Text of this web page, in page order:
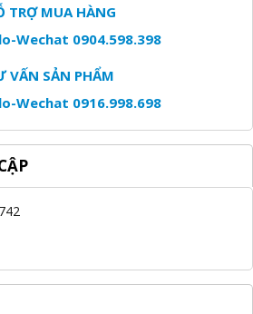
TRỢ MUA HÀNG
Wechat 0904.598.398
VẤN SẢN PHẨM
Wechat 0916.998.698